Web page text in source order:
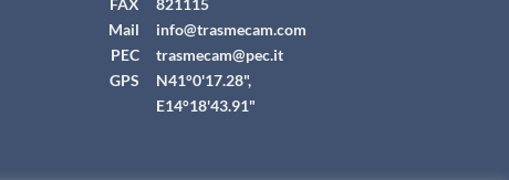
Mail
PEC
GPS
info@trasmecam.com
trasmecam@pec.it
N41°0'17.28",
E14°18'43.91"